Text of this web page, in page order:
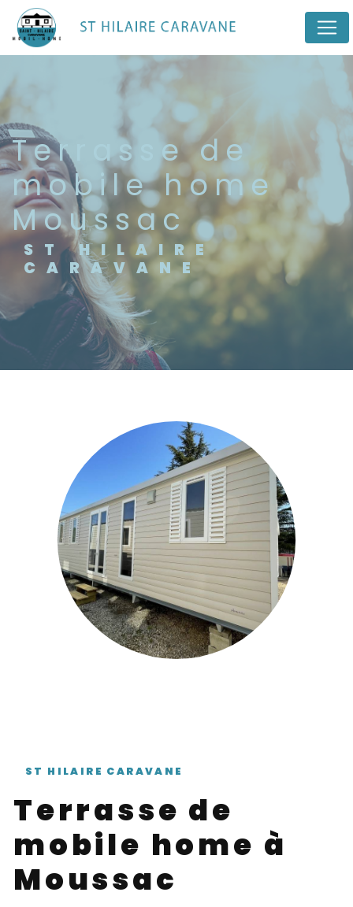
terrasse de
mobile home
Moussac
ST HILAIRE
CARAVANE
ST HILAIRE CARAVANE
terrasse de
mobile home à
Moussac
Panneau de gestion des cookies